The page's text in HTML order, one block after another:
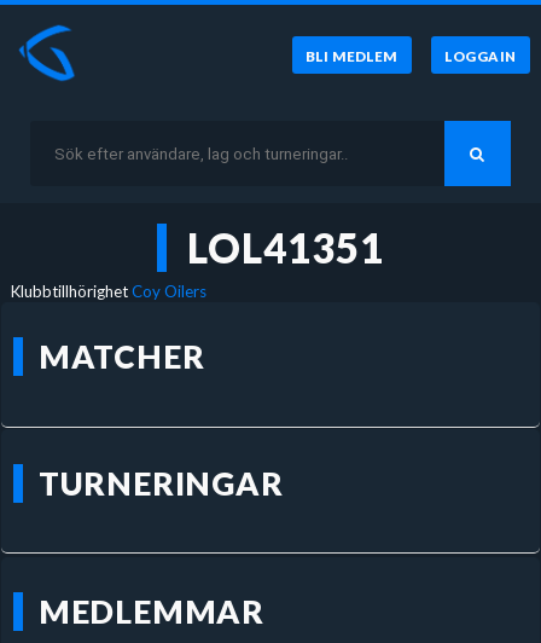
BLI MEDLEM LOGGA IN
LOL41351
KlubbtillhörighetCoy Oilers
MATCHER
TURNERINGAR
MEDLEMMAR